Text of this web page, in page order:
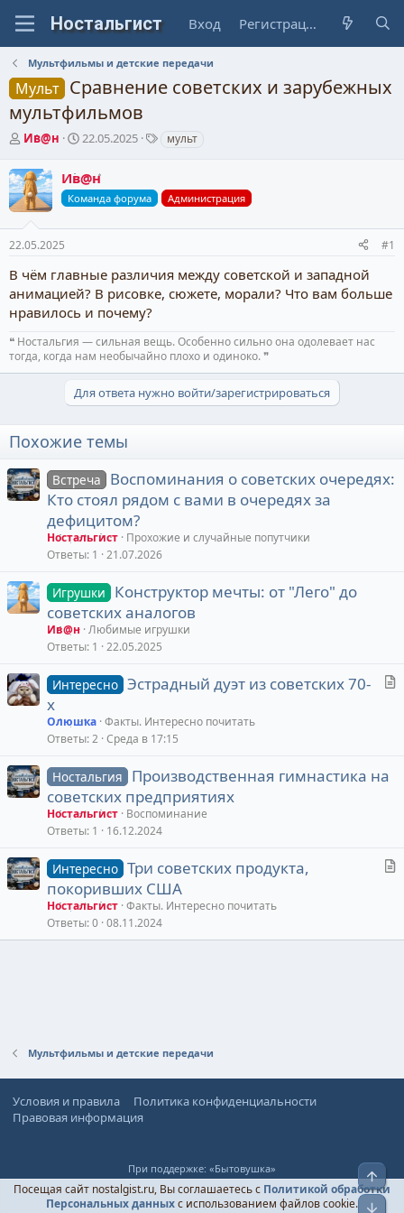
Вход Регистрация
Мультфильмы и детские передачи
Мульт Сравнение советских и зарубежных
мультфильмов
А
т
о
р
м
Ив@н
Д
а
н
ч
а
22.05.2025
и
мульт
Ив@н
Команда форума Администрация
22.05.2025 #1
В чём главные различия между советской и западной
анимацией? В рисовке, сюжете, морали? Что вам больше
нравилось и почему?
❝ Ностальгия — сильная вещь. Особенно сильно она одолевает нас
тогда, когда нам необычайно плохо и одиноко. ❞
Для ответа нужно войти/зарегистрироваться
Похожие темы
Встреча
Воспоминания о советских очередях:
Кто стоял рядом с вами в очередях за
дефицитом?
Ностальгист Прохожие и случайные попутчики
Ответы 1 21.07.2026
Игрушки
Конструктор мечты: от "Лего" до
советских аналогов
Ив@н Любимые игрушки
Ответы 1 22.05.2025
Интересно Эстрадный дуэт из советских 70-
х
Олюшка Факты. Интересно почитать
Ответы 2 Среда в 17:15
Ностальгия
Производственная гимнастика на
советских предприятиях
Ностальгист Воспоминание
Ответы 1 16.12.2024
ь
Интересно Три советских продукта,
покоривших США
Ностальгист Факты. Интересно почитать
Ответы 0 08.11.2024
Мультфильмы и детские передачи
Условия и правила
Политика конфиденциальности
Правовая информация
При поддержке: «Бытовушка»
© Ностальгист, 2024-2026
Посещая сайт nostalgist.ru, Вы соглашаетесь с Политикой обработки
Персональных данныхс использованием файлов cookie.
Верх